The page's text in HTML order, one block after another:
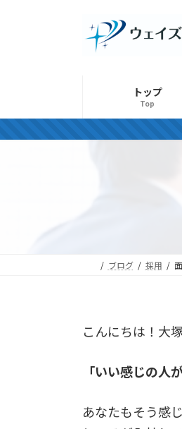
ス
キ
ン
に
トップ
Top
ブログ 採用
こんにちは！大
「いい感じの人
あなたもそう感